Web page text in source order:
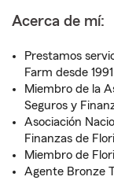
Acerca de mí:
Prestamos
Farm desde 1991
Miembro de la
Seguros y
Asociación
Finanzas de
Miembro de
Agente Bronze